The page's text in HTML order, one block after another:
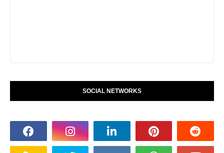
SOCIAL NETWORKS